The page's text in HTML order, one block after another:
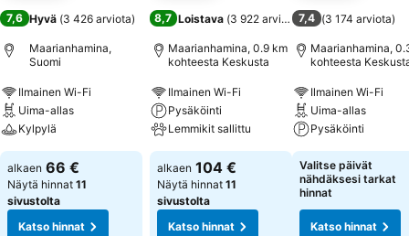
7,6 Hyvä (3 426 arviota)
Maarianhamina,
Suomi
Ilmainen Wi-Fi
Uima-allas
Kylpylä
alkaen 66 €
Näytä hinnat 11
sivustolta
Katso hinnat
8,7 Loistava (3 922 arviota )
Maarianhamina, 0.9 km
kohteesta Keskusta
Ilmainen Wi-Fi
Pysäköinti
Lemmikit sallittu
alkaen 104 €
Näytä hinnat 11
sivustolta
Katso hinnat
7,4 (3 174 arviota)
Maarianhamina,
kohteesta
Ilmainen Wi-Fi
Uima-allas
Pysäköinti
Valitse päivät
nähdäksesi tarkat
hinnat
Katso hinnat